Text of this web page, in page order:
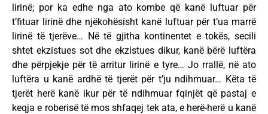
lirinë; por ka edhe nga ato kombe që kanë luftuar për
t’fituar lirinë dhe njëkohësisht kanë luftuar për t’ua marrë
lirinë të tjerëve… Në të gjitha kontinentet e tokës, secili
shtet ekzistues sot dhe ekzistues dikur, kanë bërë luftëra
dhe përpjekje për të arritur lirinë e tyre… Jo rrallë, në ato
luftëra u kanë ardhë të tjerët për t’ju ndihmuar… Këta të
tjerët herë kanë ikur për të ndihmuar fqinjët që pastaj e
keqja e roberisë të mos shfaqej tek ata, e herë-herë u kanë